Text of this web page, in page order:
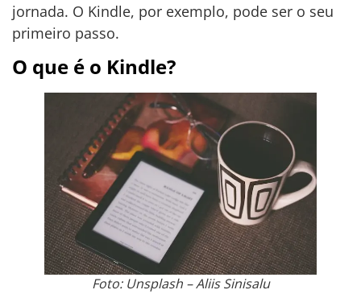
jornada. O Kindle, por exemplo, pode ser o seu
primeiro passo.
O que é o Kindle?
Foto: Unsplash – Aliis Sinisalu